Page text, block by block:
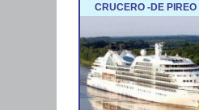
CRUCERO -DE